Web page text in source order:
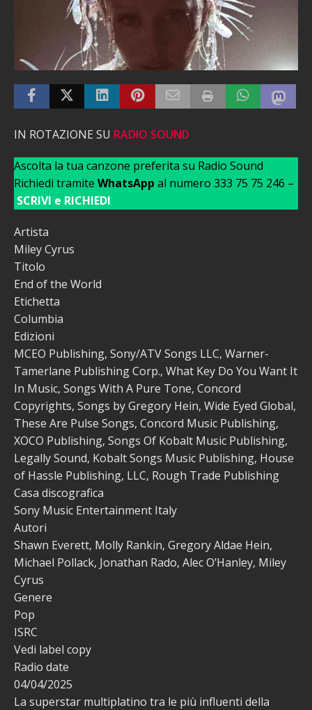
IN ROTAZIONE SU RADIO SOUND
Ascolta la tua canzone preferita su Radio Sound
Richiedi tramite WhatsApp al numero 333 75 75 246 –
SCRIVI e RICHIEDI
Artista
Miley Cyrus
Titolo
End of the World
Etichetta
Columbia
Edizioni
MCEO Publishing, Sony/ATV Songs LLC, Warner-
Tamerlane Publishing Corp., What Key Do You Want It
In Music, Songs With A Pure Tone, Concord
Copyrights, Songs by Gregory Hein, Wide Eyed Global,
These Are Pulse Songs, Concord Music Publishing,
XOCO Publishing, Songs Of Kobalt Music Publishing,
Legally Sound, Kobalt Songs Music Publishing, House
of Hassle Publishing, LLC, Rough Trade Publishing
Casa discografica
Sony Music Entertainment Italy
Autori
Shawn Everett, Molly Rankin, Gregory Aldae Hein,
Michael Pollack, Jonathan Rado, Alec O’Hanley, Miley
Cyrus
Genere
Pop
ISRC
Vedi label copy
Radio date
04/04/2025
La superstar multiplatino tra le più influenti della